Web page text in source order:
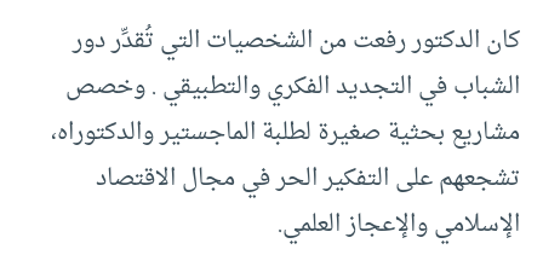
كان الدكتور رفعت من الشخصيات التي تُقدِّر دور
الشباب في التجديد الفكري والتطبيقي . وخصص
مشاريع بحثية صغيرة لطلبة الماجستير والدكتوراه،
تشجعهم على التفكير الحر في مجال الاقتصاد
الإسلامي والإعجاز العلمي.